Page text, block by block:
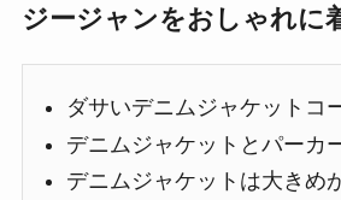
ジージャンをおしゃれに
ダサいデニムジャケットコ
デニムジャケットとパーカ
デニムジャケットは大きめ